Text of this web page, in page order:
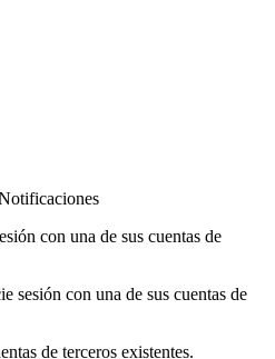
con una de sus cuentas de
sesión con una de sus cuentas de
de terceros existentes.